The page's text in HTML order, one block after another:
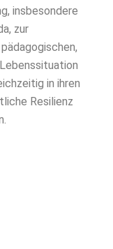
insbesondere
zur
in ihren
Resilienz